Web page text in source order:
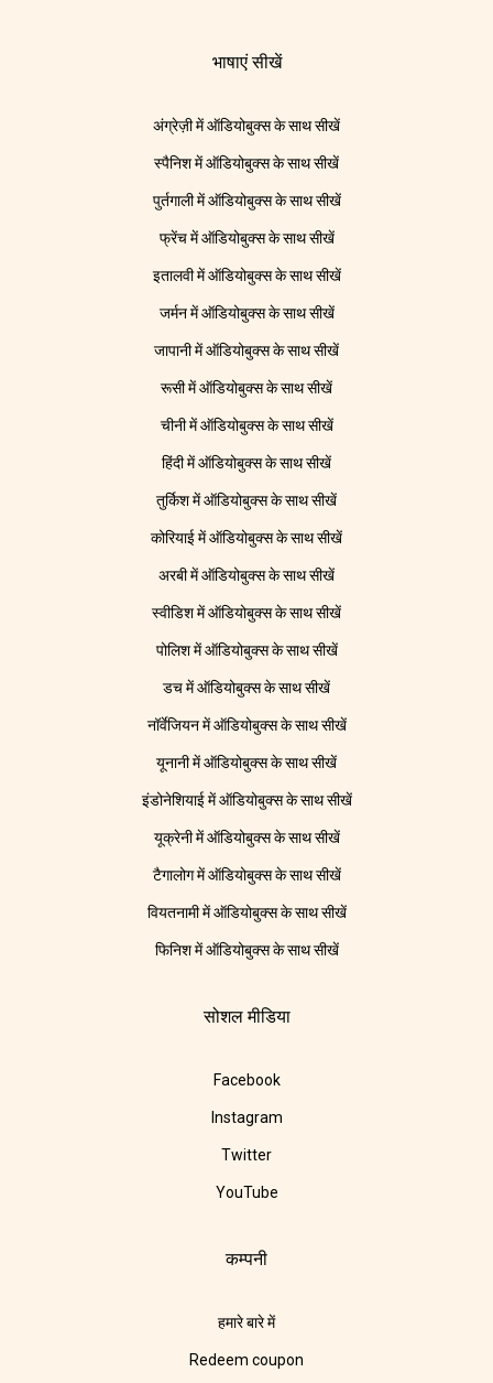
भाषाएं सीखें
अंग्रेज़ी में ऑडियोबुक्स के साथ सीखें
स्पैनिश में ऑडियोबुक्स के साथ सीखें
पुर्तगाली में ऑडियोबुक्स के साथ सीखें
फ्रेंच में ऑडियोबुक्स के साथ सीखें
इतालवी में ऑडियोबुक्स के साथ सीखें
जर्मन में ऑडियोबुक्स के साथ सीखें
जापानी में ऑडियोबुक्स के साथ सीखें
रूसी में ऑडियोबुक्स के साथ सीखें
चीनी में ऑडियोबुक्स के साथ सीखें
हिंदी में ऑडियोबुक्स के साथ सीखें
तुर्किश में ऑडियोबुक्स के साथ सीखें
कोरियाई में ऑडियोबुक्स के साथ सीखें
अरबी में ऑडियोबुक्स के साथ सीखें
स्वीडिश में ऑडियोबुक्स के साथ सीखें
पोलिश में ऑडियोबुक्स के साथ सीखें
डच में ऑडियोबुक्स के साथ सीखें
नॉर्वेजियन में ऑडियोबुक्स के साथ सीखें
यूनानी में ऑडियोबुक्स के साथ सीखें
इंडोनेशियाई में ऑडियोबुक्स के साथ सीखें
यूक्रेनी में ऑडियोबुक्स के साथ सीखें
टैगालोग में ऑडियोबुक्स के साथ सीखें
वियतनामी में ऑडियोबुक्स के साथ सीखें
फिनिश में ऑडियोबुक्स के साथ सीखें
सोशल मीडिया
Facebook
Instagram
Twitter
YouTube
कम्पनी
हमारे बारे में
Redeem coupon